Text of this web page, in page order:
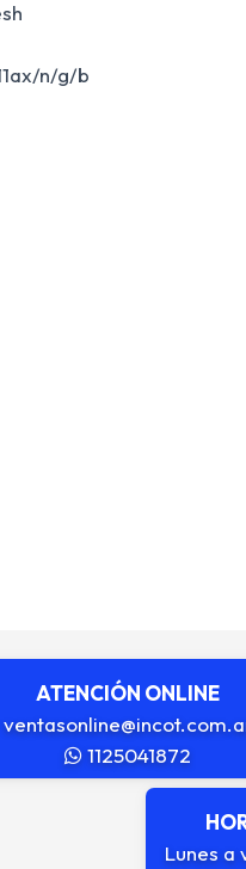
n/g/b
ATENCIÓN ONLINE
1125041872
Lunes a